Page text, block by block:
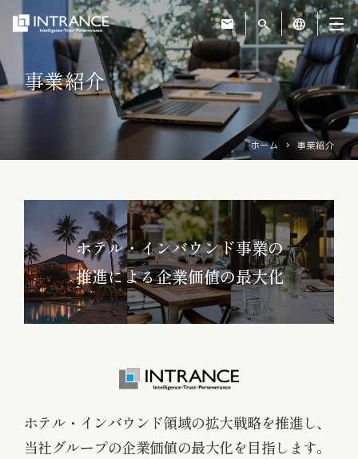
mail search language
トップ
運営ホテル
IR・投資家情報
サステナビリティ
お役立ちコラム
事業紹介
ホーム 事業紹介
ホテル・インバウンド事業の
推進による企業価値の最大化
ホテル・インバウンド領域の拡大戦略を推進し、
当社グループの企業価値の最大化を目指します。